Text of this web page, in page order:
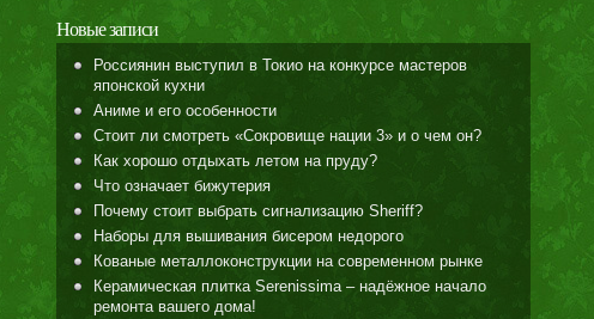
Новые записи
Россиянин выступил в Токио на конкурсе мастеров
японской кухни
Аниме и его особенности
Стоит ли смотреть «Сокровище нации 3» и о чем он?
Как хорошо отдыхать летом на пруду?
Что означает бижутерия
Почему стоит выбрать сигнализацию Sheriff?
Наборы для вышивания бисером недорого
Кованые металлоконструкции на современном рынке
Керамическая плитка Serenissima – надёжное начало
ремонта вашего дома!